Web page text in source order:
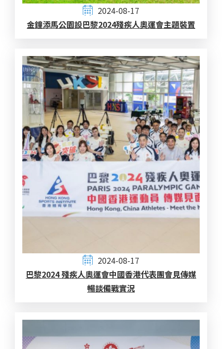
2024-08-17
金鐘添馬公園設巴黎2024殘疾人奧運會主題裝置
2024-08-17
巴黎2024 殘疾人奧運會中國香港代表團會見傳媒
暢談備戰實況